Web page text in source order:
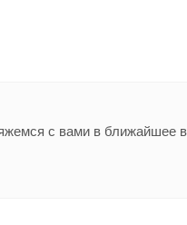
с вами в ближайшее